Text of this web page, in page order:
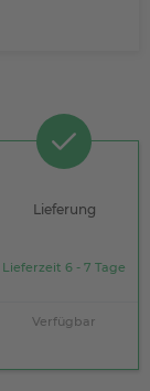
Lieferung
Lieferzeit 6 - 7 Tage
Verfügbar